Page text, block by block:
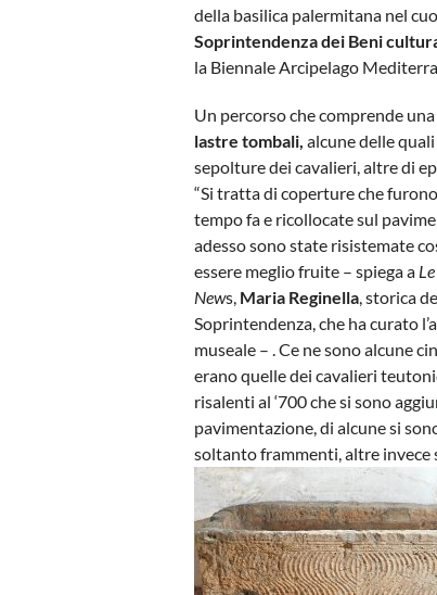
della basilica palermitana nel
Soprintendenza dei Beni
la Biennale Arcipelago
Un percorso che comprende
lastre tombali, alcune delle
sepolture dei cavalieri, altre di
“Si tratta di coperture che
tempo fa e ricollocate sul
adesso sono state risistemate
essere meglio fruite – spiega a
News, Maria Reginella , storica
Soprintendenza, che ha curato
museale – . Ce ne sono alcune
erano quelle dei cavalieri
risalenti al ‘700 che si sono
pavimentazione, di alcune si
soltanto frammenti, altre invece